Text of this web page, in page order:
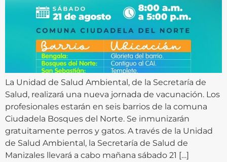
La Unidad de Salud Ambiental, de la Secretaría de
Salud, realizará una nueva jornada de vacunación. Los
profesionales estarán en seis barrios de la comuna
Ciudadela Bosques del Norte. Se inmunizarán
gratuitamente perros y gatos. A través de la Unidad
de Salud Ambiental, la Secretaría de Salud de
Manizales llevará a cabo mañana sábado 21 […]